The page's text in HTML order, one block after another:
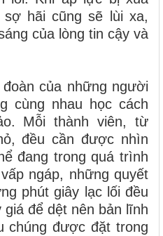
hãi cũng sẽ lùi xa,
của lòng tin cậy và
của những người
cùng nhau học cách
Mỗi thành viên, từ
đều cần được nhìn
đang trong quá trình
ngáp, những quyết
phút giây lạc lối đều
giá để dệt nên bản lĩnh
chúng được đặt trong